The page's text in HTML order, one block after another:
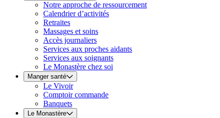
Notre approche de ressourcement
Calendrier d’activités
Retraites
Massages et soins
Accès journaliers
Services aux proches aidants
Services aux soignants
Le Monastère chez soi
Manger santé
Le Vivoir
Comptoir commande
Banquets
Le Monastère